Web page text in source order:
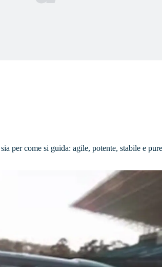
per come si guida: agile, potente, stabile e